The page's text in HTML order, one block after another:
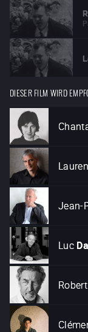
DIESER FILM WIRD
Jean-
Luc
Robert